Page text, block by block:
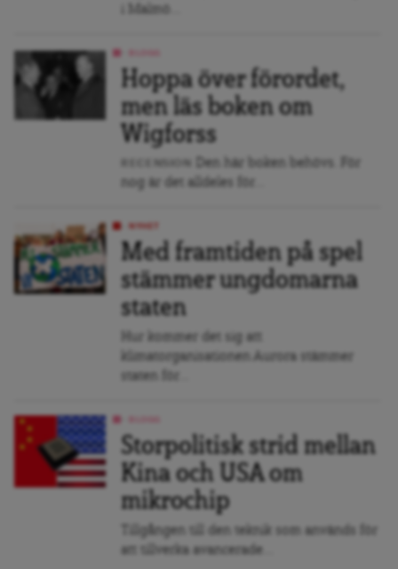
i Malmö...
Hoppa över förordet,
men läs boken om
Wigforss
Den här boken behövs. För
nog är det alldeles för...
Med framtiden på spel
stämmer ungdomarna
staten
Hur kommer det sig att
klimatorganisationen Aurora stämmer
staten för...
Storpolitisk strid mellan
Kina och USA om
mikrochip
Tillgången till den teknik som används för
att tillverka avancerade...